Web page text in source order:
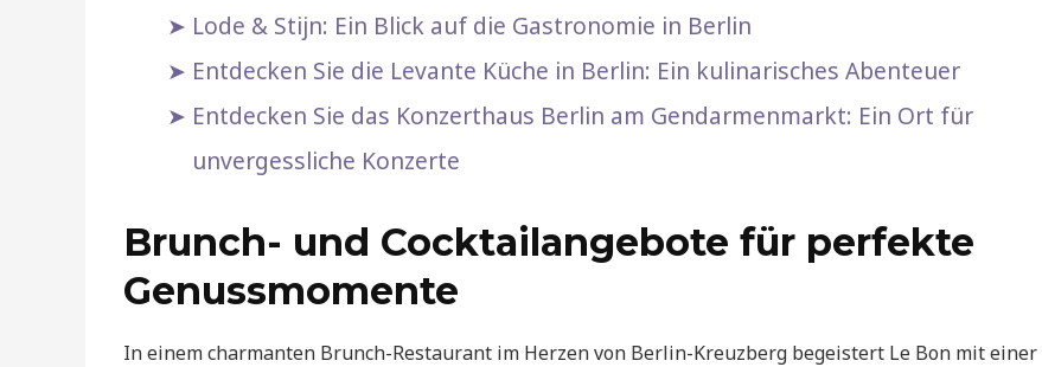
Lode & Stijn: Ein Blick auf die Gastronomie in Berlin
Entdecken Sie die Levante Küche in Berlin: Ein kulinarisches Abenteuer
Entdecken Sie das Konzerthaus Berlin am Gendarmenmarkt: Ein Ort für
unvergessliche Konzerte
Brunch- und Cocktailangebote für perfekte
Genussmomente
In einem charmanten Brunch-Restaurant im Herzen von Berlin-Kreuzberg begeistert Le Bon mit einer